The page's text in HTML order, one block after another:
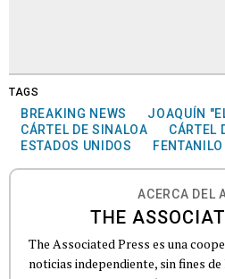
TAGS
BREAKING NEWS
JOAQUÍN
CÁRTEL DE SINALOA
CÁRTEL
ESTADOS UNIDOS
FENTANILO
ACERCA DEL
THE
The Associated Press es una
noticias independiente, sin fines de